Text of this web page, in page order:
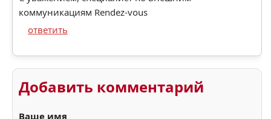
коммуникациям Rendez-vous
ответить
Добавить комментарий
Ваше имя